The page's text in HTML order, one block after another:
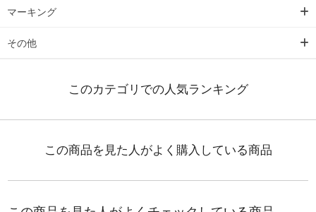
マーキング
その他